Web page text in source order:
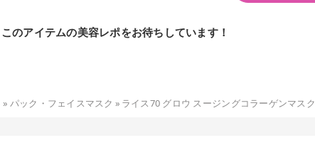
このアイテムの美容レポをお待ちしています！
» パック・フェイスマスク » ライス70 グロウ スージングコラーゲンマスク